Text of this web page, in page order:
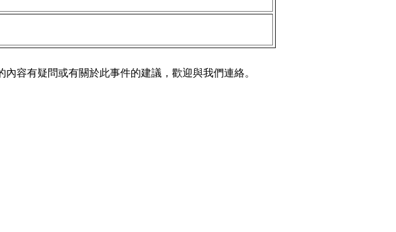
容有疑問或有關於此事件的建議，歡迎與我們連絡。